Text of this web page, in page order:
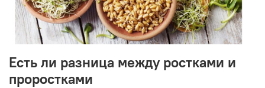
Есть ли разница между ростками и
проростками